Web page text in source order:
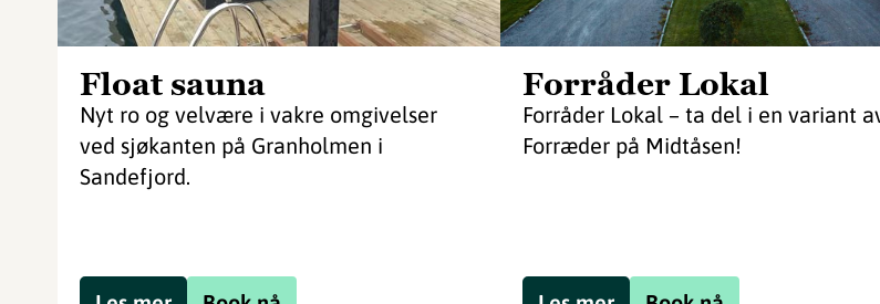
Float sauna
Nyt ro og velvære i vakre omgivelser
ved sjøkanten på Granholmen i
Sandefjord.
Forråder Lokal
Forråder Lokal – ta del i en variant
Forræder på Midtåsen!